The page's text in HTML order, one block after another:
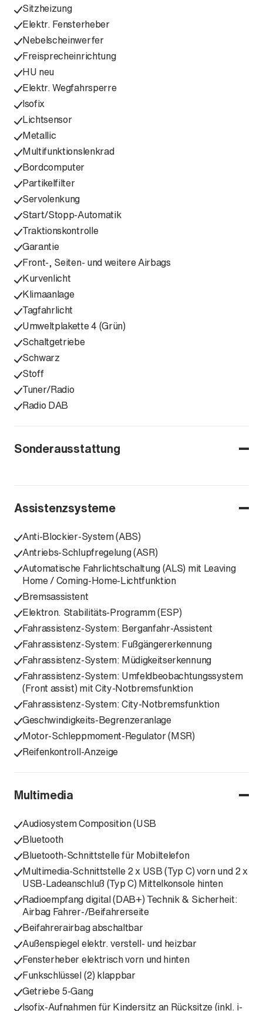
Sitzheizung
Elektr. Fensterheber
Nebelscheinwerfer
Freisprecheinrichtung
HU neu
Elektr. Wegfahrsperre
Isofix
Lichtsensor
Metallic
Multifunktionslenkrad
Bordcomputer
Partikelfilter
Servolenkung
Start/Stopp-Automatik
Traktionskontrolle
Garantie
Front-, Seiten- und weitere Airbags
Kurvenlicht
Klimaanlage
Tagfahrlicht
Umweltplakette 4 (Grün)
Schaltgetriebe
Schwarz
Stoff
Tuner/Radio
Radio DAB
Sonderausstattung
Assistenzsysteme
Anti-Blockier-System (ABS)
Antriebs-Schlupfregelung (ASR)
Automatische Fahrlichtschaltung (ALS) mit Leaving
Home / Coming-Home-Lichtfunktion
Bremsassistent
Elektron. Stabilitäts-Programm (ESP)
Fahrassistenz-System: Berganfahr-Assistent
Fahrassistenz-System: Fußgängererkennung
Fahrassistenz-System: Müdigkeitserkennung
Fahrassistenz-System: Umfeldbeobachtungssystem
(Front assist) mit City-Notbremsfunktion
Fahrassistenz-System: City-Notbremsfunktion
Geschwindigkeits-Begrenzeranlage
Motor-Schleppmoment-Regulator (MSR)
Reifenkontroll-Anzeige
Multimedia
Audiosystem Composition (USB
Bluetooth
Bluetooth-Schnittstelle für Mobiltelefon
Multimedia-Schnittstelle 2 x USB (Typ C) vorn und 2 x
USB-Ladeanschluß (Typ C) Mittelkonsole hinten
Radioempfang digital (DAB+) Technik & Sicherheit:
Airbag Fahrer-/Beifahrerseite
Beifahrerairbag abschaltbar
Außenspiegel elektr. verstell- und heizbar
Fensterheber elektrisch vorn und hinten
Funkschlüssel (2) klappbar
Getriebe 5-Gang
Isofix-Aufnahmen für Kindersitz an Rücksitze (inkl. i-